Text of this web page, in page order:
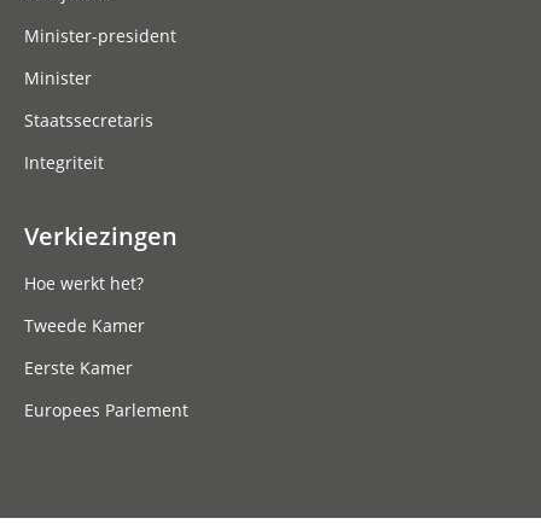
Minister-president
Minister
Staatssecretaris
Integriteit
Verkiezingen
Hoe werkt het?
Tweede Kamer
Eerste Kamer
Europees Parlement